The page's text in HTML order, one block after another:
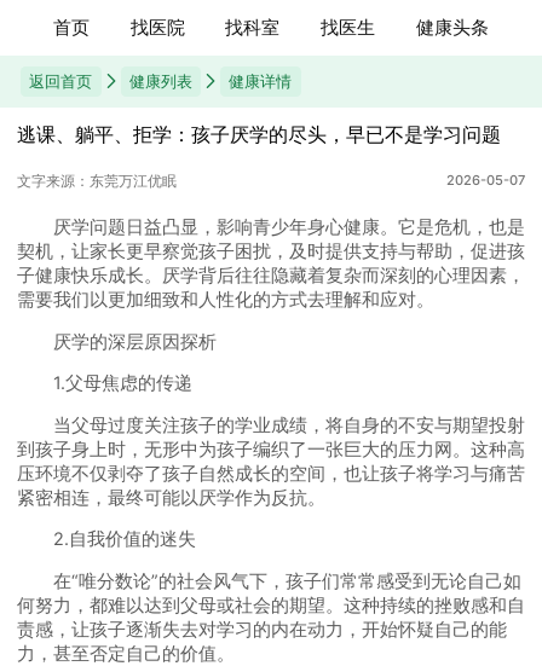
首页 找医院 找科室 找医生 健康头条
返回首页 健康列表 健康详情
逃课、躺平、拒学：孩子厌学的尽头，早已不是学习问题
文字来源：东莞万江优眠 2026-05-07
厌学问题日益凸显，影响青少年身心健康。它是危机，也是
契机，让家长更早察觉孩子困扰，及时提供支持与帮助，促进孩
子健康快乐成长。厌学背后往往隐藏着复杂而深刻的心理因素，
需要我们以更加细致和人性化的方式去理解和应对。
厌学的深层原因探析
1.父母焦虑的传递
当父母过度关注孩子的学业成绩，将自身的不安与期望投射
到孩子身上时，无形中为孩子编织了一张巨大的压力网。这种高
压环境不仅剥夺了孩子自然成长的空间，也让孩子将学习与痛苦
紧密相连，最终可能以厌学作为反抗。
2.自我价值的迷失
在“唯分数论”的社会风气下，孩子们常常感受到无论自己如
何努力，都难以达到父母或社会的期望。这种持续的挫败感和自
责感，让孩子逐渐失去对学习的内在动力，开始怀疑自己的能
力，甚至否定自己的价值。